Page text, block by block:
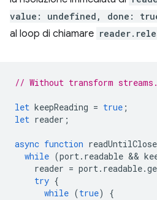
value: undefined, done:
al loop di chiamare
// Without transform streams.
let keepReading = true ;
let reader ;
async function
while (port. readable &&
reader = port. readable.
try {
while (true)
{